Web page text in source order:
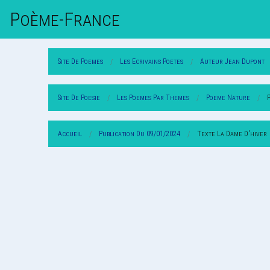
Poème-FrAnce
Site De Poemes Les Ecrivains Poetes Auteur Jean Dupont
Site De Poesie Les Poemes Par Themes Poeme Nature
Accueil Publication Du 09/01/2024 Texte La Dame D'hiver